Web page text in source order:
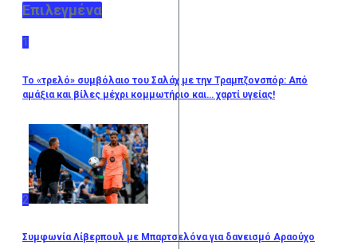
Επιλεγμένα
1
Το «τρελό» συμβόλαιο του Σαλάχ με την Τραμπζονσπόρ: Από
αμάξια και βίλες μέχρι κομμωτήριο και… χαρτί υγείας!
2
Συμφωνία Λίβερπουλ με Μπαρτσελόνα για δανεισμό Αραούχο